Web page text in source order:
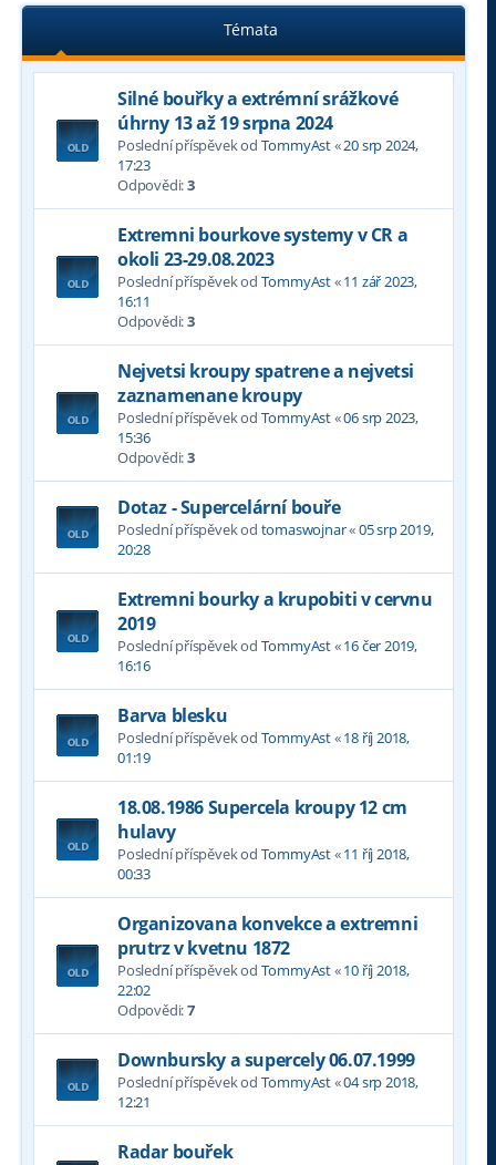
Témata
Silné bouřky a extrémní srážkové
úhrny 13 až 19 srpna 2024
Poslední příspěvek od TommyAst«20 srp 2024,
17:23
Odpovědi:3
Extremni bourkove systemy v CR a
okoli 23-29.08.2023
Poslední příspěvek od TommyAst«11 zář 2023,
16:11
Odpovědi:3
Nejvetsi kroupy spatrene a nejvetsi
zaznamenane kroupy
Poslední příspěvek od TommyAst«06 srp 2023,
15:36
Odpovědi:3
Dotaz - Supercelární bouře
Poslední příspěvek od tomaswojnar«05 srp 2019,
20:28
Extremni bourky a krupobiti v cervnu
2019
Poslední příspěvek od TommyAst«16 čer 2019,
16:16
Barva blesku
Poslední příspěvek od TommyAst«18 říj 2018,
01:19
18.08.1986 Supercela kroupy 12 cm
hulavy
Poslední příspěvek od TommyAst«11 říj 2018,
00:33
Organizovana konvekce a extremni
prutrz v kvetnu 1872
Poslední příspěvek od TommyAst«10 říj 2018,
22:02
Odpovědi:7
Downbursky a supercely 06.07.1999
Poslední příspěvek od TommyAst«04 srp 2018,
12:21
Radar bouřek